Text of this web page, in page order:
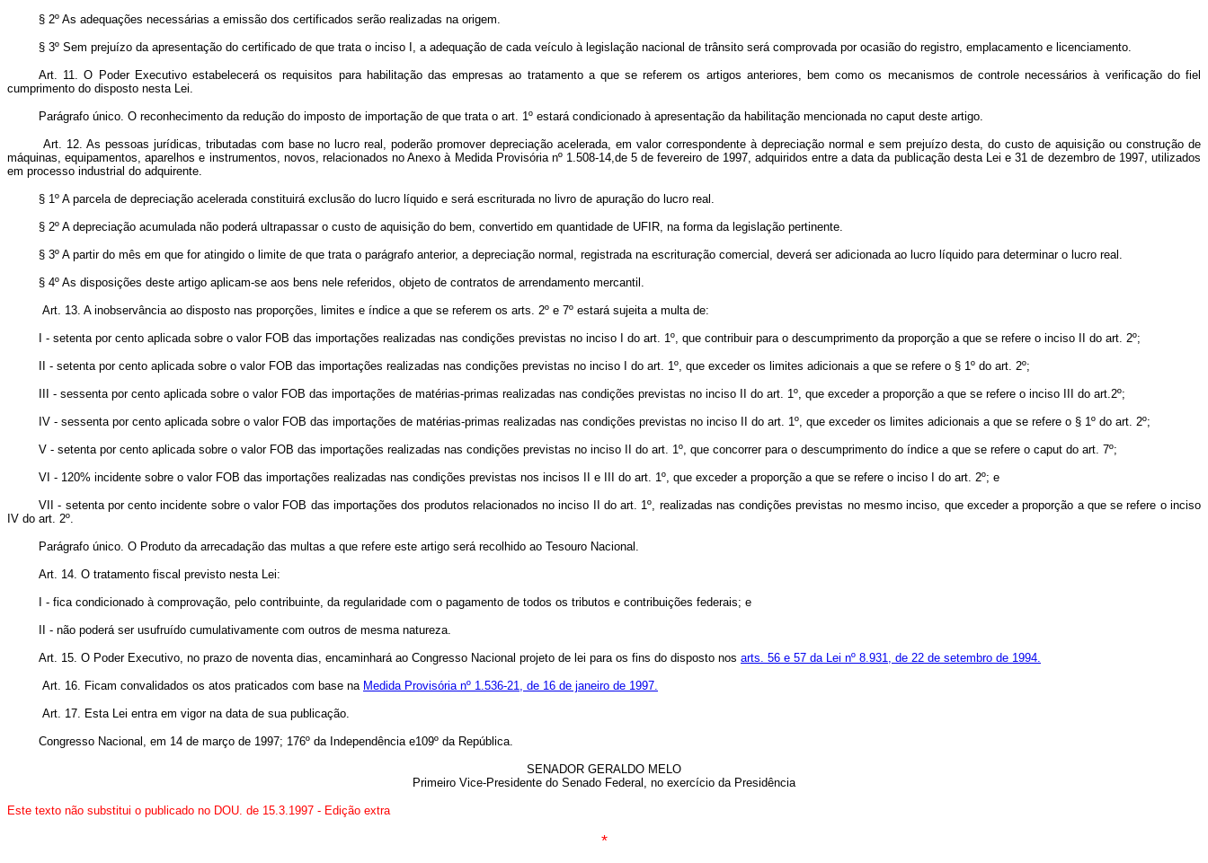
§ 2º As adequações necessárias a emissão dos certificados serão realizadas na origem.
§ 3º Sem prejuízo da apresentação do certificado de que trata o inciso I, a adequação de cada veículo à legislação nacional de trânsito será comprovada por ocasião do registro, emplacamento e licenciamento.
Art. 11. O Poder Executivo estabelecerá os requisitos para habilitação das empresas ao tratamento a que se referem os artigos anteriores, bem como os mecanismos de controle necessários à verificação do fiel
cumprimento do disposto nesta Lei.
Parágrafo único. O reconhecimento da redução do imposto de importação de que trata o art. 1º estará condicionado à apresentação da habilitação mencionada no caput deste artigo.
Art. 12. As pessoas jurídicas, tributadas com base no lucro real, poderão promover depreciação acelerada, em valor correspondente à depreciação normal e sem prejuízo desta, do custo de aquisição ou construção de
máquinas, equipamentos, aparelhos e instrumentos, novos, relacionados no Anexo à Medida Provisória nº 1.508-14,de 5 de fevereiro de 1997, adquiridos entre a data da publicação desta Lei e 31 de dezembro de 1997, utilizados
em processo industrial do adquirente.
§ 1º A parcela de depreciação acelerada constituirá exclusão do lucro líquido e será escriturada no livro de apuração do lucro real.
§ 2º A depreciação acumulada não poderá ultrapassar o custo de aquisição do bem, convertido em quantidade de UFIR, na forma da legislação pertinente.
§ 3º A partir do mês em que for atingido o limite de que trata o parágrafo anterior, a depreciação normal, registrada na escrituração comercial, deverá ser adicionada ao lucro líquido para determinar o lucro real.
§ 4º As disposições deste artigo aplicam-se aos bens nele referidos, objeto de contratos de arrendamento mercantil.
Art. 13. A inobservância ao disposto nas proporções, limites e índice a que se referem os arts. 2º e 7º estará sujeita a multa de:
I - setenta por cento aplicada sobre o valor FOB das importações realizadas nas condições previstas no inciso I do art. 1º, que contribuir para o descumprimento da proporção a que se refere o inciso II do art. 2º;
II - setenta por cento aplicada sobre o valor FOB das importações realizadas nas condições previstas no inciso I do art. 1º, que exceder os limites adicionais a que se refere o § 1º do art. 2º;
III - sessenta por cento aplicada sobre o valor FOB das importações de matérias-primas realizadas nas condições previstas no inciso II do art. 1º, que exceder a proporção a que se refere o inciso III do art.2º;
IV - sessenta por cento aplicada sobre o valor FOB das importações de matérias-primas realizadas nas condições previstas no inciso II do art. 1º, que exceder os limites adicionais a que se refere o § 1º do art. 2º;
V - setenta por cento aplicada sobre o valor FOB das importações realizadas nas condições previstas no inciso II do art. 1º, que concorrer para o descumprimento do índice a que se refere o caput do art. 7º;
VI - 120% incidente sobre o valor FOB das importações realizadas nas condições previstas nos incisos II e III do art. 1º, que exceder a proporção a que se refere o inciso I do art. 2º; e
VII - setenta por cento incidente sobre o valor FOB das importações dos produtos relacionados no inciso II do art. 1º, realizadas nas condições previstas no mesmo inciso, que exceder a proporção a que se refere o inciso
IV do art. 2º.
Parágrafo único. O Produto da arrecadação das multas a que refere este artigo será recolhido ao Tesouro Nacional.
Art. 14. O tratamento fiscal previsto nesta Lei:
I - fica condicionado à comprovação, pelo contribuinte, da regularidade com o pagamento de todos os tributos e contribuições federais; e
II - não poderá ser usufruído cumulativamente com outros de mesma natureza.
Art. 15. O Poder Executivo, no prazo de noventa dias, encaminhará ao Congresso Nacional projeto de lei para os fins do disposto nos arts. 56 e 57 da Lei nº 8.931, de 22 de setembro de 1994.
Art. 16. Ficam convalidados os atos praticados com base na Medida Provisória nº 1.536-21, de 16 de janeiro de 1997.
Art. 17. Esta Lei entra em vigor na data de sua publicação.
Congresso Nacional, em 14 de março de 1997; 176º da Independência e109º da República.
SENADOR GERALDO MELO
Primeiro Vice-Presidente do Senado Federal, no exercício da Presidência
Este texto não substitui o publicado no DOU. de 15.3.1997 - Edição extra
*